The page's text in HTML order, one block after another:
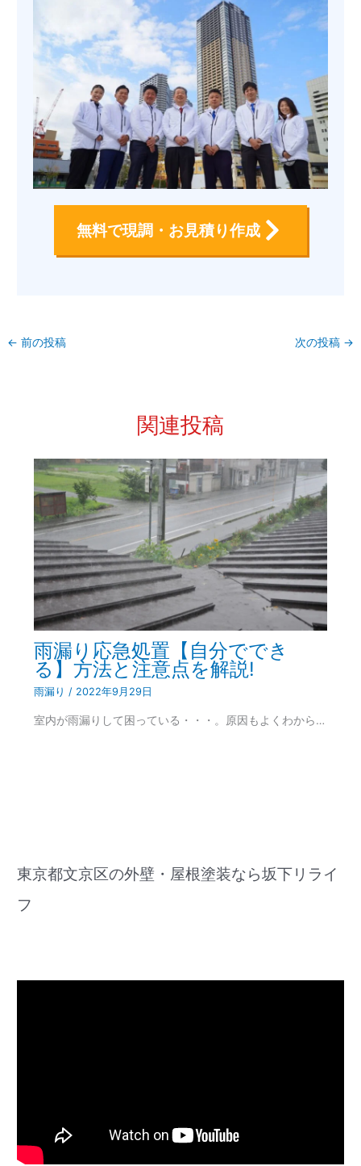
無料で現調・お見積り作成
← 前の投稿 次の投稿 →
関連投稿
雨漏り応急処置【自分ででき
る】方法と注意点を解説!
雨漏り / 2022年9月29日
室内が雨漏りして困っている・・・。原因もよくわから…
東京都文京区の外壁・屋根塗装なら坂下リライ
フ